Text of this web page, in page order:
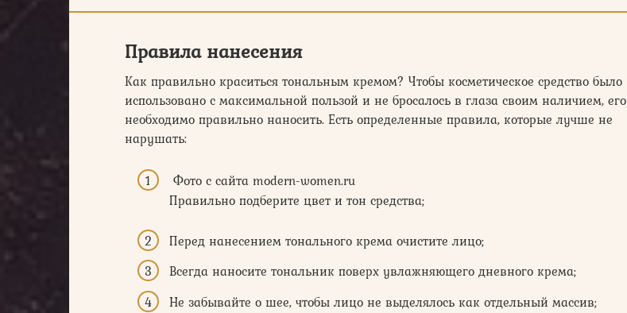
Правила нанесения
Как правильно краситься тональным кремом? Чтобы косметическое средство было
использовано с максимальной пользой и не бросалось в глаза своим наличием, его
необходимо правильно наносить. Есть определенные правила, которые лучше не
нарушать:
Фото с сайта modern-women.ru
Правильно подберите цвет и тон средства;
Перед нанесением тонального крема очистите лицо;
Всегда наносите тональник поверх увлажняющего дневного крема;
Не забывайте о шее, чтобы лицо не выделялось как отдельный массив;